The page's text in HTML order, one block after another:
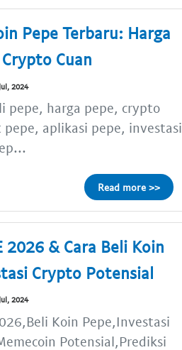
Pepe Terbaru: Harga
Cuan
2024
pepe, harga pepe, crypto
aplikasi pepe, investasi
Read more >>
2026 & Cara Beli Koin
Crypto Potensial
2024
Koin Pepe,Investasi
Potensial,Prediksi